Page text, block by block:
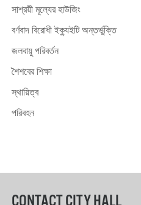
সাশ্রয়ী মূল্যের হাউজিং
বর্ণবাদ বিরোধী ইক্যুইটি অন্তর্ভুক্তি
জলবায়ু পরিবর্তন
শৈশবের শিক্ষা
স্থায়িত্ব
পরিবহন